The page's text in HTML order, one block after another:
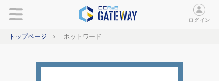
ログイン
トップページ ホットワード